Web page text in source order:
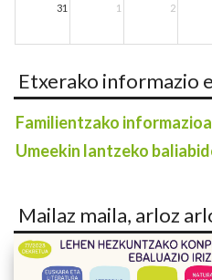
31 1 2
Etxerako informazio
Familientzako informazioa
Umeekin lantzeko
Mailaz maila, arloz